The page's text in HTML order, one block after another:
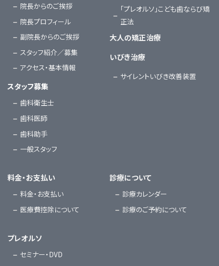
院長からのご挨拶
院長プロフィール
副院長からのご挨拶
スタッフ紹介／募集
アクセス・基本情報
スタッフ募集
歯科衛生士
歯科医師
歯科助手
一般スタッフ
「プレオルソ」こども歯ならび矯
正法
大人の矯正治療
いびき治療
サイレントいびき改善装置
料金・お支払い
料金・お支払い
医療費控除について
診療について
診療カレンダー
診療のご予約について
プレオルソ
セミナー・DVD